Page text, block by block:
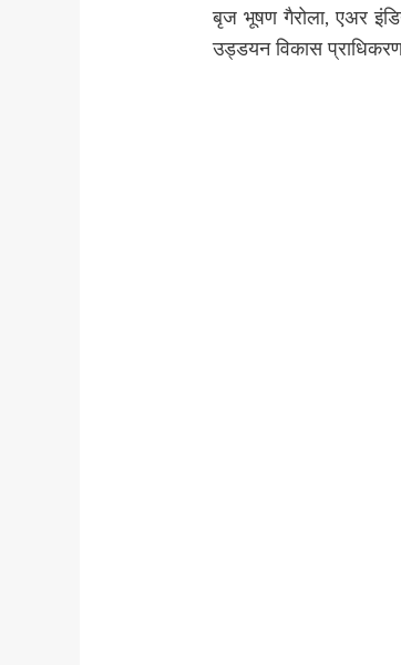
बृज भूषण गैरोला, एअर
उड्डयन विकास